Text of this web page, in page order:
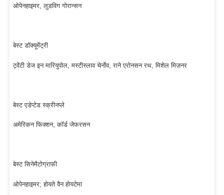
ओपेनहाइमर, लुडविग गोरान्सन
बेस्ट डॉक्यूमेंट्री
ट्वेंटी डेज इन मारियुपोल, मस्टीस्लाव चेर्नोव, राने एरोनसन रथ, मिशेल मिज़नर
बेस्ट एडेप्टेड स्क्रीनप्ले
अमेरिकन फिक्शन, कॉर्ड जेफरसन
बेस्ट सिनेमैटोग्राफी
ओपेनहाइमर; होयते वैन होयटेमा